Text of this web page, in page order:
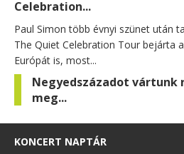
Celebration...
Paul Simon több évnyi szünet után
The Quiet Celebration Tour bejárta
Európát is, most...
Negyedszázadot vártunk
meg...
KONCERT NAPTÁR